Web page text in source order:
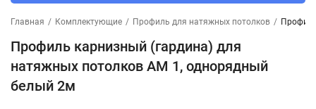
Главная / Комплектующие / Профиль для натяжных потолков /
Профиль карнизный (гардина) для
натяжных потолков АМ 1, однорядный
белый 2м